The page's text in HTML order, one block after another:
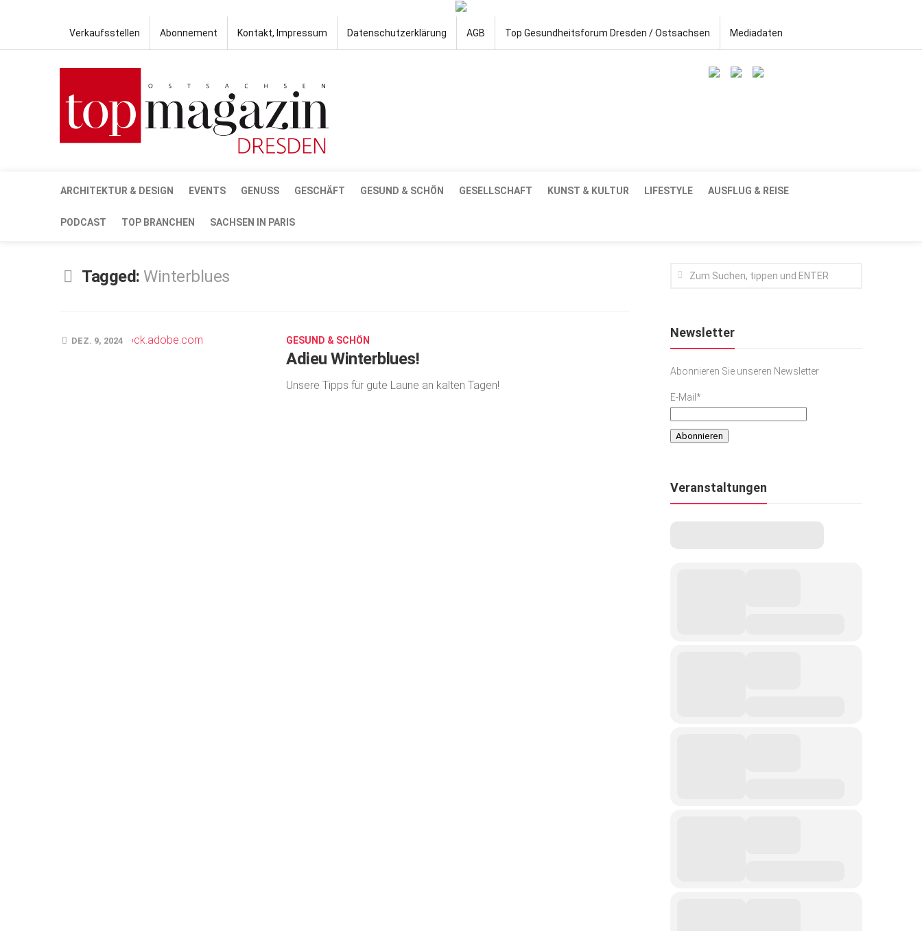
Verkaufsstellen Abonnement Kontakt, Impressum Datenschutzerklärung AGB Top Gesundheitsforum Dresden / Ostsachsen Mediadaten
ARCHITEKTUR & DESIGN EVENTS GENUSS GESCHÄFT GESUND & SCHÖN GESELLSCHAFT KUNST & KULTUR LIFESTYLE AUSFLUG & REISE
PODCAST TOP BRANCHEN SACHSEN IN PARIS
Tagged: Winterblues
DEZ. 9, 2024 GESUND & SCHÖN
Adieu Winterblues!
Unsere Tipps für gute Laune an kalten Tagen!
Newsletter
Abonnieren Sie unseren Newsletter
E-Mail*
Veranstaltungen